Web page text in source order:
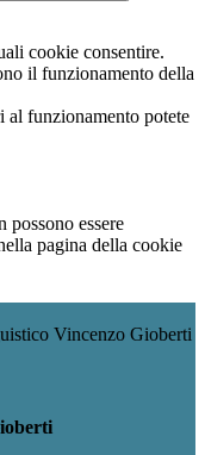
cookie consentire.
il funzionamento della
al funzionamento potete
possono essere
pagina della cookie
Vincenzo Gioberti